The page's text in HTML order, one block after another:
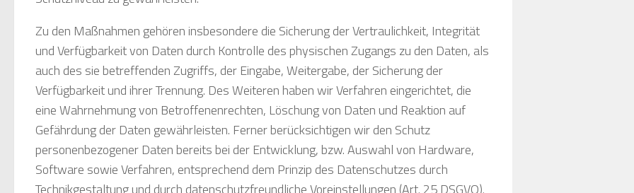
Zu den Maßnahmen gehören insbesondere die Sicherung der Vertraulichkeit, Integrität
und Verfügbarkeit von Daten durch Kontrolle des physischen Zugangs zu den Daten, als
auch des sie betreffenden Zugriffs, der Eingabe, Weitergabe, der Sicherung der
Verfügbarkeit und ihrer Trennung. Des Weiteren haben wir Verfahren eingerichtet, die
eine Wahrnehmung von Betroffenenrechten, Löschung von Daten und Reaktion auf
Gefährdung der Daten gewährleisten. Ferner berücksichtigen wir den Schutz
personenbezogener Daten bereits bei der Entwicklung, bzw. Auswahl von Hardware,
Software sowie Verfahren, entsprechend dem Prinzip des Datenschutzes durch
Technikgestaltung und durch datenschutzfreundliche Voreinstellungen (Art. 25 DSGVO).